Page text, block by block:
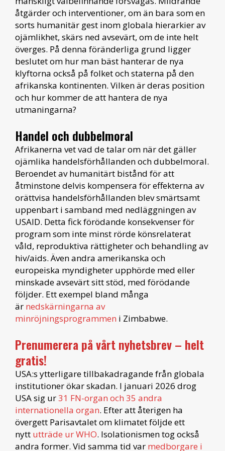
åtgärder och interventioner, om än bara som en
sorts humanitär gest inom globala hierarkier av
ojämlikhet, skärs ned avsevärt, om de inte helt
överges. På denna föränderliga grund ligger
beslutet om hur man bäst hanterar de nya
klyftorna också på folket och staterna på den
afrikanska kontinenten. Vilken är deras position
och hur kommer de att hantera de nya
utmaningarna?
Handel och dubbelmoral
Afrikanerna vet vad de talar om när det gäller
ojämlika handelsförhållanden och dubbelmoral.
Beroendet av humanitärt bistånd för att
åtminstone delvis kompensera för effekterna av
orättvisa handelsförhållanden blev smärtsamt
uppenbart i samband med nedläggningen av
USAID. Detta fick förödande konsekvenser för
program som inte minst rörde könsrelaterat
våld, reproduktiva rättigheter och behandling av
hiv/aids. Även andra amerikanska och
europeiska myndigheter upphörde med eller
minskade avsevärt sitt stöd, med förödande
följder. Ett exempel bland många
är nedskärningarna av
minröjningsprogrammen i Zimbabwe.
Prenumerera på vårt nyhetsbrev – helt
gratis!
USA:s ytterligare tillbakadragande från globala
institutioner ökar skadan. I januari 2026 drog
USA sig ur31 FN-organ och 35 andra
internationella organ. Efter att återigen ha
övergett Parisavtalet om klimatet följde ett
nytt utträde ur WHO. Isolationismen tog också
andra former. Vid samma tid var medborgare i